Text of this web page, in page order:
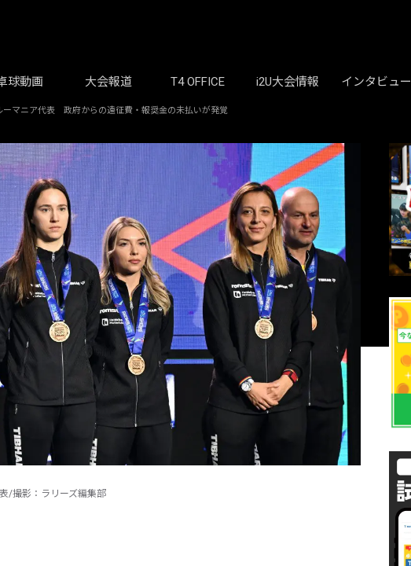
球動画 大会報道 T4 OFFICE i2U大会情報 インタビュー
ーマニア代表 政府からの遠征費・報奨金の未払いが発覚
/撮影：ラリーズ編集部